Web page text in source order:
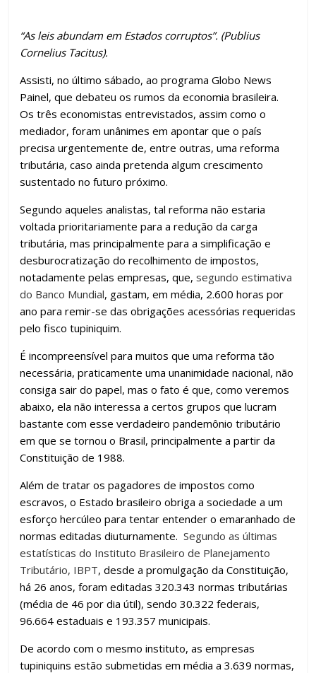
k p h
“As leis abundam em Estados corruptos”. (Publius
Cornelius Tacitus).
Assisti, no último sábado, ao programa Globo News
Painel, que debateu os rumos da economia brasileira.
Os três economistas entrevistados, assim como o
mediador, foram unânimes em apontar que o país
precisa urgentemente de, entre outras, uma reforma
tributária, caso ainda pretenda algum crescimento
sustentado no futuro próximo.
Segundo aqueles analistas, tal reforma não estaria
voltada prioritariamente para a redução da carga
tributária, mas principalmente para a simplificação e
desburocratização do recolhimento de impostos,
notadamente pelas empresas, que,segundo estimativa
do Banco Mundial, gastam, em média, 2.600 horas por
ano para remir-se das obrigações acessórias requeridas
pelo fisco tupiniquim.
É incompreensível para muitos que uma reforma tão
necessária, praticamente uma unanimidade nacional, não
consiga sair do papel, mas o fato é que, como veremos
abaixo, ela não interessa a certos grupos que lucram
bastante com esse verdadeiro pandemônio tributário
em que se tornou o Brasil, principalmente a partir da
Constituição de 1988.
Além de tratar os pagadores de impostos como
escravos, o Estado brasileiro obriga a sociedade a um
esforço hercúleo para tentar entender o emaranhado de
normas editadas diuturnamente.Segundo as últimas
estatísticas do Instituto Brasileiro de Planejamento
Tributário, IBPT, desde a promulgação da Constituição,
há 26 anos, foram editadas 320.343 normas tributárias
(média de 46 por dia útil), sendo 30.322 federais,
96.664 estaduais e 193.357 municipais.
De acordo com o mesmo instituto, as empresas
tupiniquins estão submetidas em média a 3.639 normas,